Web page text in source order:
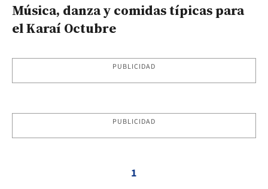
Música, danza y comidas típicas para
el Karaí Octubre
PUBLICIDAD
PUBLICIDAD
1